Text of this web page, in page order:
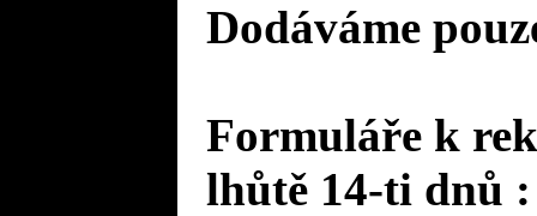
Dodáváme
Formuláře k
lhůtě 14-ti dnů :